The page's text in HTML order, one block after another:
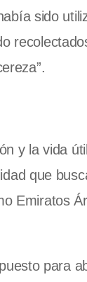
sido
y la vida
que
Emiratos
para